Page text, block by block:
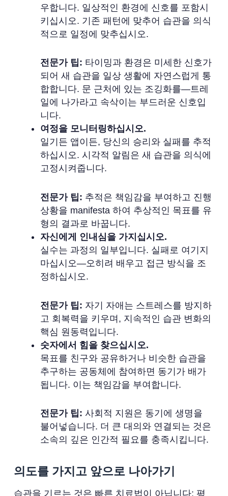
우합니다. 일상적인 환경에 신호를 포함시
키십시오. 기존 패턴에 맞추어 습관을 의식
적으로 일정에 맞추십시오.
전문가 팁: 타이밍과 환경은 미세한 신호가
되어 새 습관을 일상 생활에 자연스럽게 통
합합니다. 문 근처에 있는 조깅화를—트레
일에 나가라고 속삭이는 부드러운 신호입
니다.
여정을 모니터링하십시오.
일기든 앱이든, 당신의 승리와 실패를 추적
하십시오. 시각적 알림은 새 습관을 의식에
고정시켜줍니다.
전문가 팁: 추적은 책임감을 부여하고 진행
상황을 manifesta 하여 추상적인 목표를 유
형의 결과로 바꿉니다.
자신에게 인내심을 가지십시오.
실수는 과정의 일부입니다. 실패로 여기지
마십시오—오히려 배우고 접근 방식을 조
정하십시오.
전문가 팁: 자기 자애는 스트레스를 방지하
고 회복력을 키우며, 지속적인 습관 변화의
핵심 원동력입니다.
숫자에서 힘을 찾으십시오.
목표를 친구와 공유하거나 비슷한 습관을
추구하는 공동체에 참여하면 동기가 배가
됩니다. 이는 책임감을 부여합니다.
전문가 팁: 사회적 지원은 동기에 생명을
불어넣습니다. 더 큰 대의와 연결되는 것은
소속의 깊은 인간적 필요를 충족시킵니다.
의도를 가지고 앞으로 나아가기
습관을 기르는 것은 빠른 치료법이 아닙니다; 평